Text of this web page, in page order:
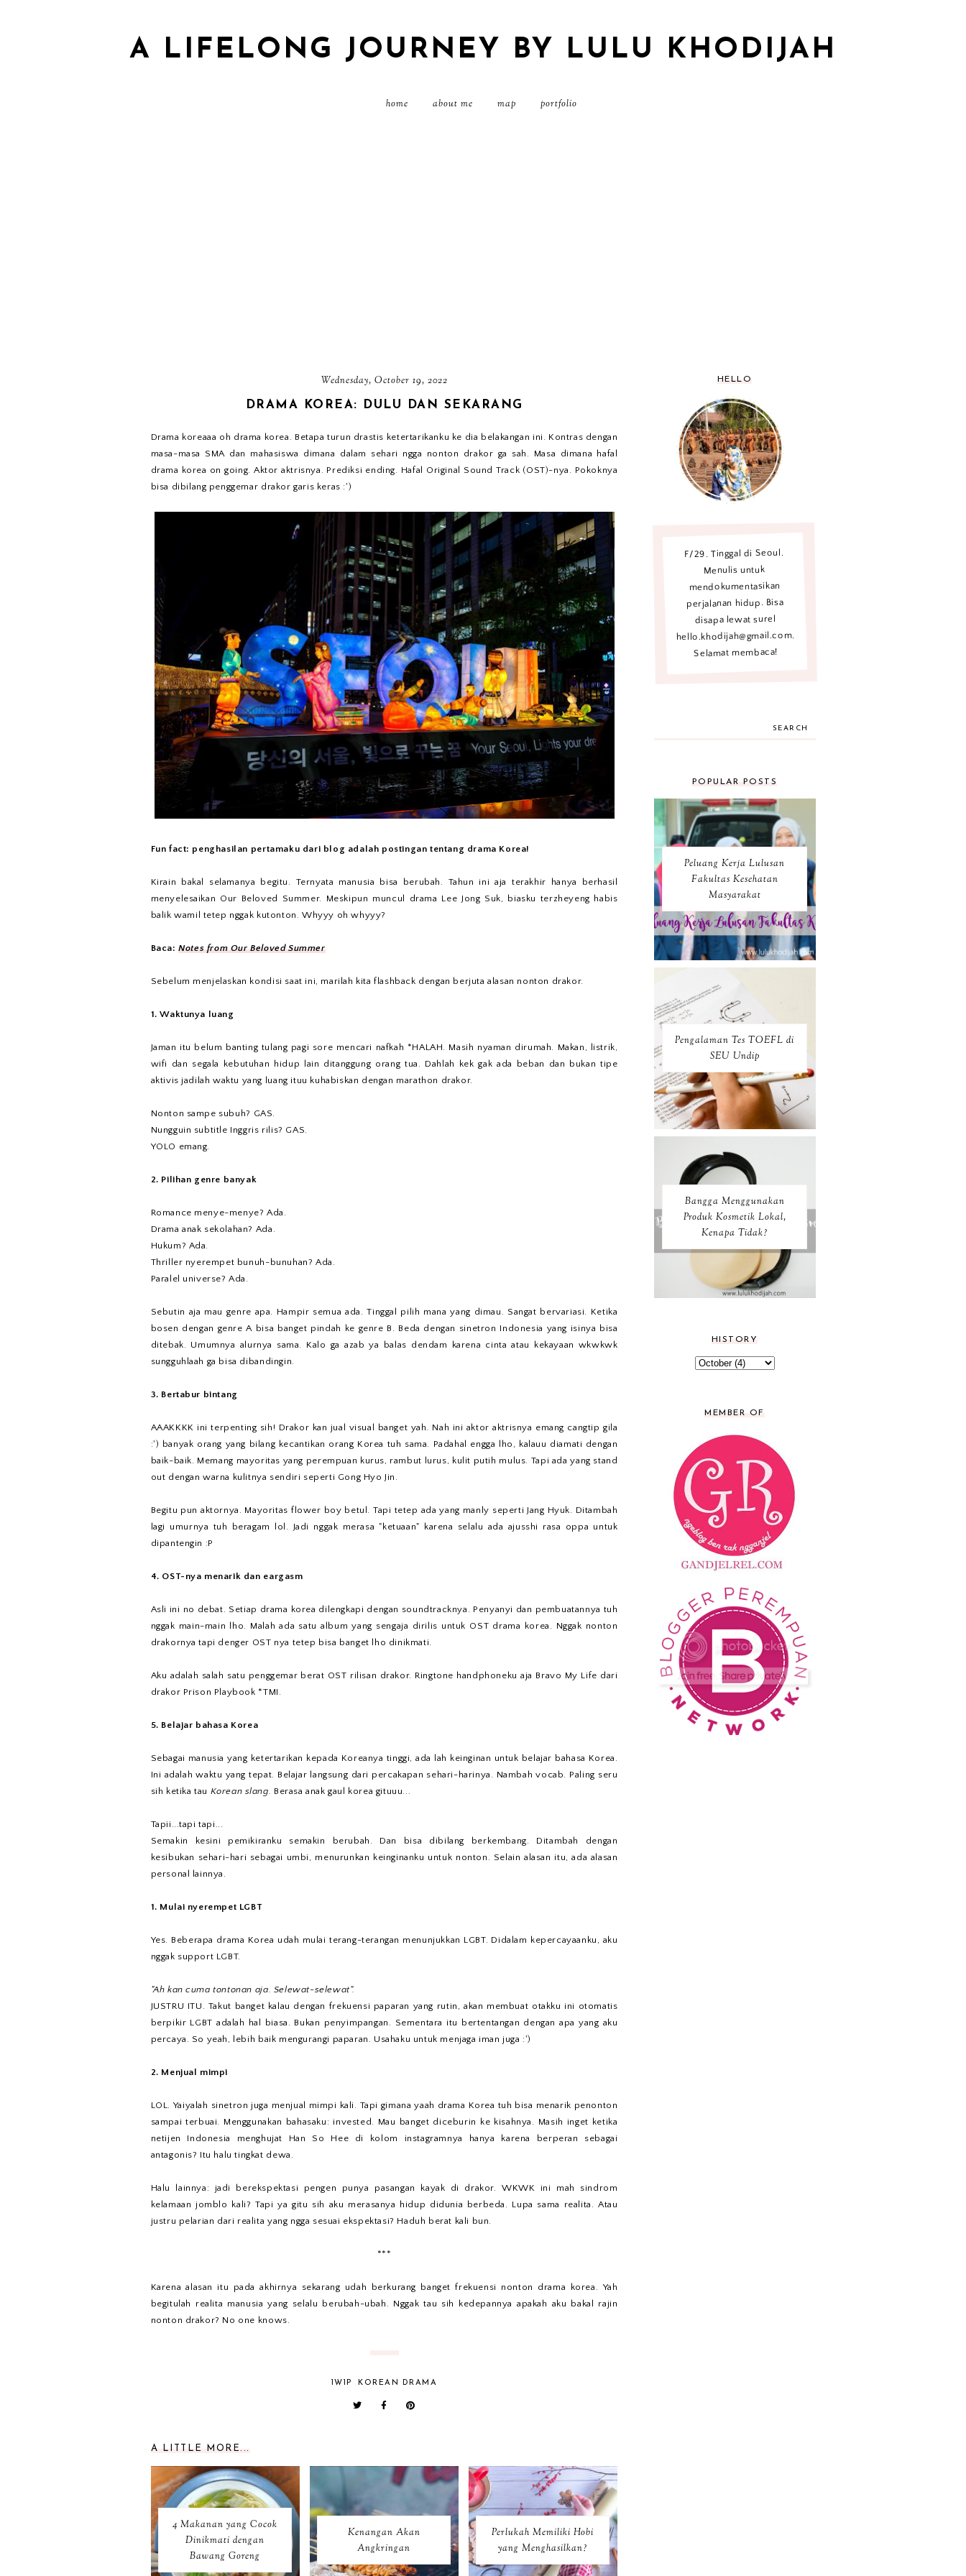
A LIFELONG JOURNEY BY LULU KHODIJAH
home about me map portfolio
Wednesday, October 19, 2022
DRAMA KOREA: DULU DAN SEKARANG
Drama koreaaa oh drama korea. Betapa turun drastis ketertarikanku ke dia belakangan ini. Kontras dengan
masa-masa SMA dan mahasiswa dimana dalam sehari ngga nonton drakor ga sah. Masa dimana hafal
drama korea on going. Aktor aktrisnya. Prediksi ending. Hafal Original Sound Track (OST)-nya. Pokoknya
bisa dibilang penggemar drakor garis keras :')
Fun fact: penghasilan pertamaku dari blog adalah postingan tentang drama Korea!
Kirain bakal selamanya begitu. Ternyata manusia bisa berubah. Tahun ini aja terakhir hanya berhasil
menyelesaikan Our Beloved Summer. Meskipun muncul drama Lee Jong Suk, biasku terzheyeng habis
balik wamil tetep nggak kutonton. Whyyy oh whyyy?
Baca:Notes from Our Beloved Summer
Sebelum menjelaskan kondisi saat ini, marilah kita flashback dengan berjuta alasan nonton drakor.
1. Waktunya luang
Jaman itu belum banting tulang pagi sore mencari nafkah *HALAH. Masih nyaman dirumah. Makan, listrik,
wifi dan segala kebutuhan hidup lain ditanggung orang tua. Dahlah kek gak ada beban dan bukan tipe
aktivis jadilah waktu yang luang ituu kuhabiskan dengan marathon drakor.
Nonton sampe subuh? GAS.
Nungguin subtitle Inggris rilis? GAS.
YOLO emang.
2. Pilihan genre banyak
Romance menye-menye? Ada.
Drama anak sekolahan? Ada.
Hukum? Ada.
Thriller nyerempet bunuh-bunuhan? Ada.
Paralel universe? Ada.
Sebutin aja mau genre apa. Hampir semua ada. Tinggal pilih mana yang dimau. Sangat bervariasi. Ketika
bosen dengan genre A bisa banget pindah ke genre B. Beda dengan sinetron Indonesia yang isinya bisa
ditebak. Umumnya alurnya sama. Kalo ga azab ya balas dendam karena cinta atau kekayaan wkwkwk
sungguhlaah ga bisa dibandingin.
3. Bertabur bintang
AAAKKKK ini terpenting sih! Drakor kan jual visual banget yah. Nah ini aktor aktrisnya emang cangtip gila
:') banyak orang yang bilang kecantikan orang Korea tuh sama. Padahal engga lho, kalauu diamati dengan
baik-baik. Memang mayoritas yang perempuan kurus, rambut lurus, kulit putih mulus. Tapi ada yang stand
out dengan warna kulitnya sendiri seperti Gong Hyo Jin.
Begitu pun aktornya. Mayoritas flower boy betul. Tapi tetep ada yang manly seperti Jang Hyuk. Ditambah
lagi umurnya tuh beragam lol. Jadi nggak merasa "ketuaan" karena selalu ada ajusshi rasa oppa untuk
dipantengin :P
4. OST-nya menarik dan eargasm
Asli ini no debat. Setiap drama korea dilengkapi dengan soundtracknya. Penyanyi dan pembuatannya tuh
nggak main-main lho. Malah ada satu album yang sengaja dirilis untuk OST drama korea. Nggak nonton
drakornya tapi denger OST nya tetep bisa banget lho dinikmati.
Aku adalah salah satu penggemar berat OST rilisan drakor. Ringtone handphoneku aja Bravo My Life dari
drakor Prison Playbook *TMI.
5. Belajar bahasa Korea
Sebagai manusia yang ketertarikan kepada Koreanya tinggi, ada lah keinginan untuk belajar bahasa Korea.
Ini adalah waktu yang tepat. Belajar langsung dari percakapan sehari-harinya. Nambah vocab. Paling seru
sih ketika tau Korean slang. Berasa anak gaul korea gituuu...
Tapii...tapi tapi...
Semakin kesini pemikiranku semakin berubah. Dan bisa dibilang berkembang. Ditambah dengan
kesibukan sehari-hari sebagai umbi, menurunkan keinginanku untuk nonton. Selain alasan itu, ada alasan
personal lainnya.
1. Mulai nyerempet LGBT
Yes. Beberapa drama Korea udah mulai terang-terangan menunjukkan LGBT. Didalam kepercayaanku, aku
nggak support LGBT.
"Ah kan cuma tontonan aja. Selewat-selewat".
JUSTRU ITU. Takut banget kalau dengan frekuensi paparan yang rutin, akan membuat otakku ini otomatis
berpikir LGBT adalah hal biasa. Bukan penyimpangan. Sementara itu bertentangan dengan apa yang aku
percaya. So yeah, lebih baik mengurangi paparan. Usahaku untuk menjaga iman juga :')
2. Menjual mimpi
LOL. Yaiyalah sinetron juga menjual mimpi kali. Tapi gimana yaah drama Korea tuh bisa menarik penonton
sampai terbuai. Menggunakan bahasaku: invested. Mau banget diceburin ke kisahnya. Masih inget ketika
netijen Indonesia menghujat Han So Hee di kolom instagramnya hanya karena berperan sebagai
antagonis? Itu halu tingkat dewa.
Halu lainnya: jadi berekspektasi pengen punya pasangan kayak di drakor. WKWK ini mah sindrom
kelamaan jomblo kali? Tapi ya gitu sih aku merasanya hidup didunia berbeda. Lupa sama realita. Atau
justru pelarian dari realita yang ngga sesuai ekspektasi? Haduh berat kali bun.
***
Karena alasan itu pada akhirnya sekarang udah berkurang banget frekuensi nonton drama korea. Yah
begitulah realita manusia yang selalu berubah-ubah. Nggak tau sih kedepannya apakah aku bakal rajin
nonton drakor? No one knows.
1W1P KOREAN DRAMA
A LITTLE MORE...
4 Makanan yang Cocok
Dinikmati dengan
Bawang Goreng
Kenangan Akan
Angkringan
Perlukah Memiliki Hobi
yang Menghasilkan?
HELLO
F/29. Tinggal di Seoul.
Menulis untuk
mendokumentasikan
perjalanan hidup. Bisa
disapa lewat surel
hello.khodijah@gmail.com.
Selamat membaca!
SEARCH
POPULAR POSTS
Peluang Kerja Lulusan
Fakultas Kesehatan
Masyarakat
Pengalaman Tes TOEFL di
SEU Undip
Bangga Menggunakan
Produk Kosmetik Lokal,
Kenapa Tidak?
HISTORY
MEMBER OF